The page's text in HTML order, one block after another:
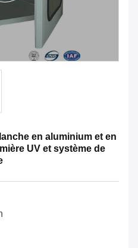
en aluminium et en
UV et système de